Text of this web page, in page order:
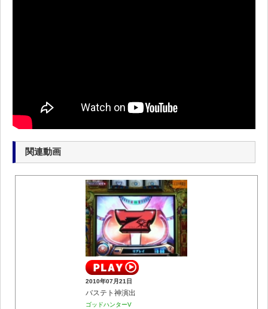
関連動画
2010年07月21日
バステト神演出
ゴッドハンターV